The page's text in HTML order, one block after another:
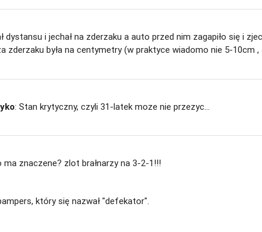
i jechał na zderzaku a auto przed nim zagapiło się i
zderzaku była na centymetry (w praktyce wiadomo nie 5-10cm
: Stan krytyczny, czyli 31-latek moze nie przezyc...
znaczene? zlot brałnarzy na 3-2-1!!!
który się nazwał "defekator".